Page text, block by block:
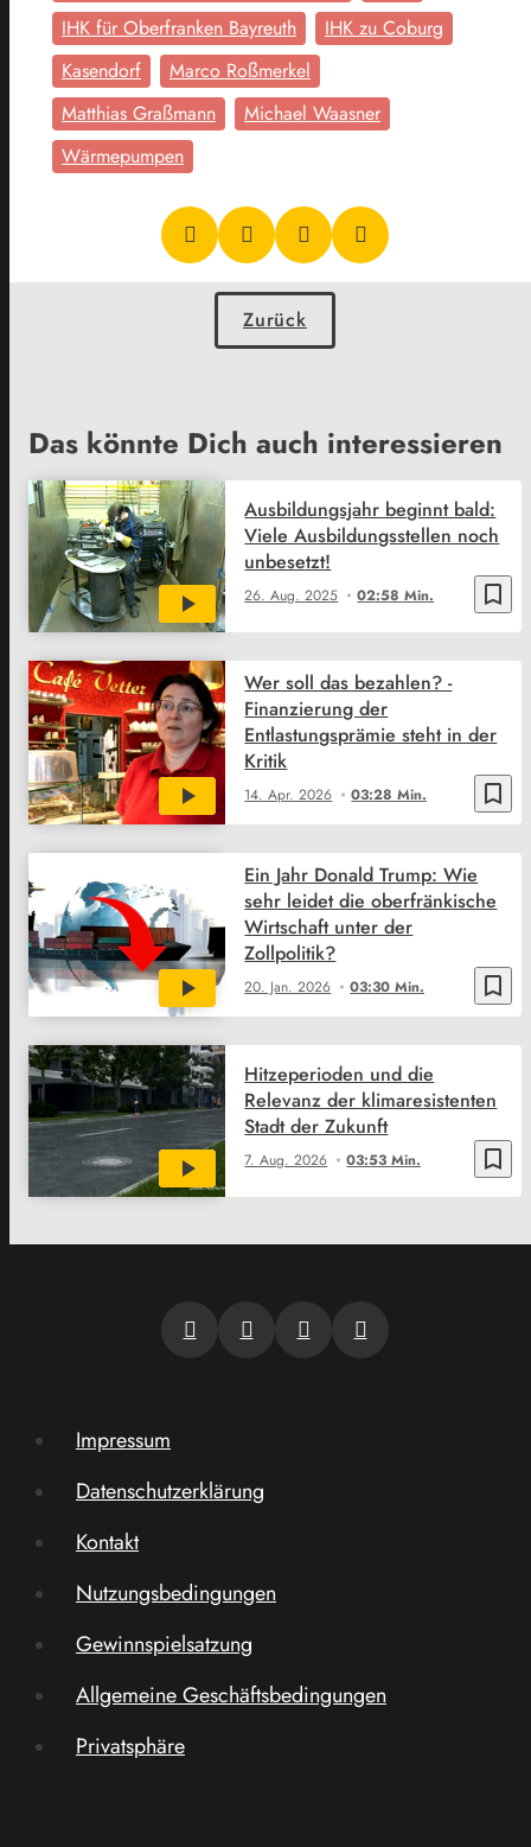
IHK für Oberfranken Bayreuth
IHK zu Coburg
Kasendorf
Marco Roßmerkel
Matthias Graßmann
Michael Waasner
Wärmepumpen
Zurück
Das könnte Dich auch interessieren
bookmark_border
26. Aug. 2025 02:58 Min.
Ausbildungsjahr beginnt bald:
Viele Ausbildungsstellen noch
unbesetzt!
bookmark_border
14. Apr. 2026 03:28 Min.
Wer soll das bezahlen? -
Finanzierung der
Entlastungsprämie steht in der
Kritik
bookmark_border
20. Jan. 2026 03:30 Min.
Ein Jahr Donald Trump: Wie
sehr leidet die oberfränkische
Wirtschaft unter der
Zollpolitik?
bookmark_border
7. Aug. 2026 03:53 Min.
Hitzeperioden und die
Relevanz der klimaresistenten
Stadt der Zukunft
Impressum
Datenschutzerklärung
Kontakt
Nutzungsbedingungen
Gewinnspielsatzung
Allgemeine Geschäftsbedingungen
Privatsphäre